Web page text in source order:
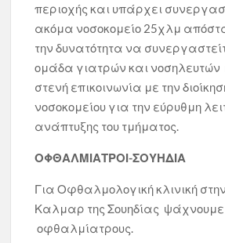
περιοχής και υπάρχει
ακόμα νοσοκομείο 25χλμ
την δυνατότητα να
ομάδα γιατρών και νοσηλευτών
στενή επικοινωνία με την
νοσοκομείου για την εύρυθμη
ανάπτυξης του τμήματος.
ΟΦΘΑΛΜΙΑΤΡΟΙ-ΣΟΥΗΔΙΑ
Για Οφθαλμολογική κλινική
Καλμαρ της Σουηδίας ψάχνουμε
οφθαλμίατρους.